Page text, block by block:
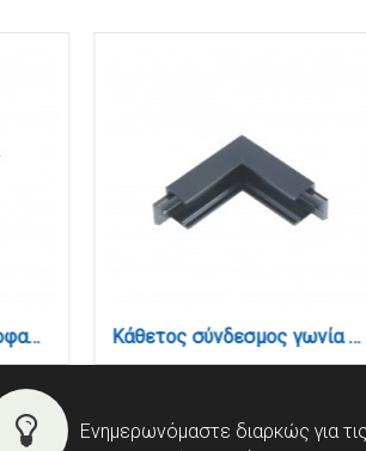
Σύνδεσμος Ευθεία Μονοφασικής Ράγας σε λευκή απόχρωση (TC1-035-White) Κάθετος σύνδεσμος γωνία για μαγνητική mini ράγα σε μαύρη απόχρωση (TCM002-Black)
Ενημερωνόμαστε διαρκώς για